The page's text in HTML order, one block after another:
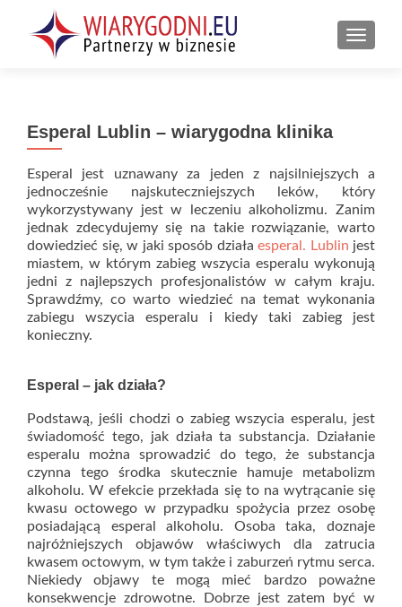
Esperal Lublin – wiarygodna klinika
Esperal jest uznawany za jeden z najsilniejszych a
jednocześnie najskuteczniejszych leków, który
wykorzystywany jest w leczeniu alkoholizmu. Zanim
jednak zdecydujemy się na takie rozwiązanie, warto
dowiedzieć się, w jaki sposób działa esperal. Lublin jest
miastem, w którym zabieg wszycia esperalu wykonują
jedni z najlepszych profesjonalistów w całym kraju.
Sprawdźmy, co warto wiedzieć na temat wykonania
zabiegu wszycia esperalu i kiedy taki zabieg jest
konieczny.
Esperal – jak działa?
Podstawą, jeśli chodzi o zabieg wszycia esperalu, jest
świadomość tego, jak działa ta substancja. Działanie
esperalu można sprowadzić do tego, że substancja
czynna tego środka skutecznie hamuje metabolizm
alkoholu. W efekcie przekłada się to na wytrącanie się
kwasu octowego w przypadku spożycia przez osobę
posiadającą esperal alkoholu. Osoba taka, doznaje
najróżniejszych objawów właściwych dla zatrucia
kwasem octowym, w tym także i zaburzeń rytmu serca.
Niekiedy objawy te mogą mieć bardzo poważne
konsekwencje zdrowotne. Dobrze jest zatem być w